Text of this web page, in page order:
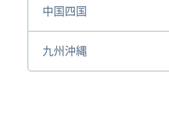
中国四国
九州沖縄